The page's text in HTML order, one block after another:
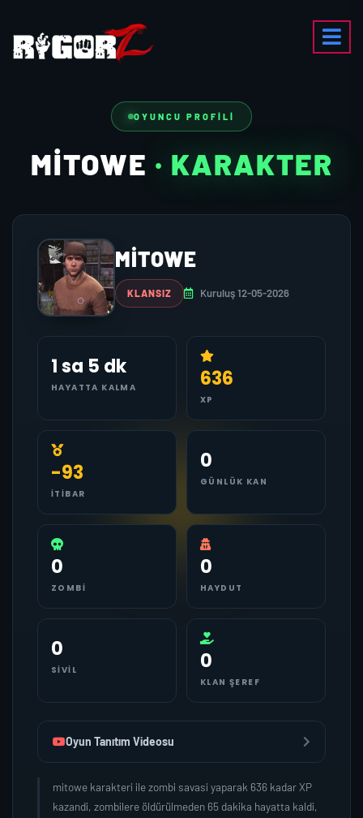
OYUNCU PROFILI
MITOWE · KARAKTER
MITOWE
KLANSIZ Kuruluş 12-05-2026
1 sa 5 dk
HAYATTA KALMA 636
XP
-93
İTIBAR
0
GÜNLÜK KAN
0
ZOMBI
0
HAYDUT
0
SIVIL 0
KLAN ŞEREF
Oyun Tanıtım Videosu
mitowe karakteri ile zombi savasi yaparak 636 kadar XP
kazandi, zombilere öldürülmeden 65 dakika hayatta kaldi,